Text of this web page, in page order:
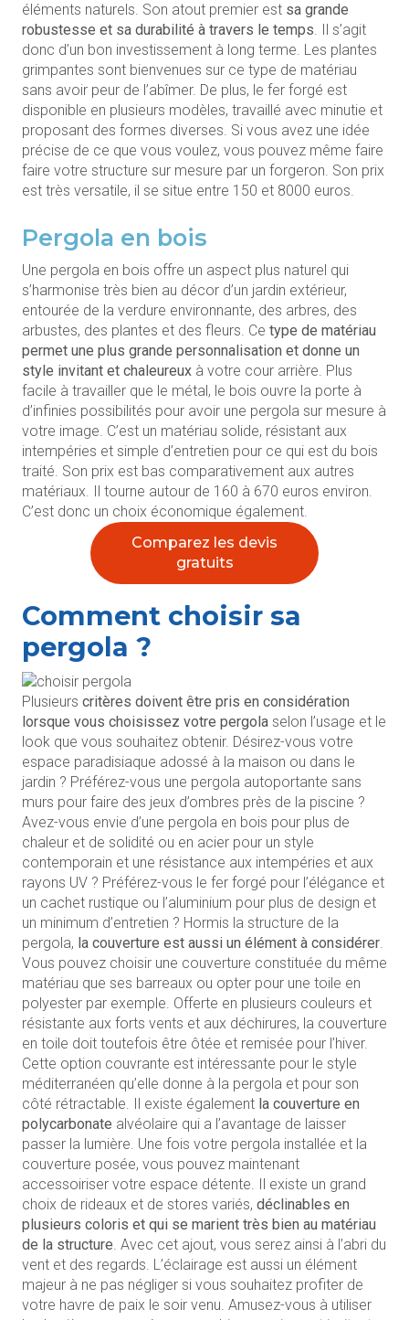
éléments naturels. Son atout premier est sa grande
robustesse et sa durabilité à travers le temps. Il s’agit
donc d’un bon investissement à long terme. Les plantes
grimpantes sont bienvenues sur ce type de matériau
sans avoir peur de l’abîmer. De plus, le fer forgé est
disponible en plusieurs modèles, travaillé avec minutie et
proposant des formes diverses. Si vous avez une idée
précise de ce que vous voulez, vous pouvez même faire
faire votre structure sur mesure par un forgeron. Son prix
est très versatile, il se situe entre 150 et 8000 euros.
Pergola en bois
Une pergola en bois offre un aspect plus naturel qui
s’harmonise très bien au décor d’un jardin extérieur,
entourée de la verdure environnante, des arbres, des
arbustes, des plantes et des fleurs. Ce type de matériau
permet une plus grande personnalisation et donne un
style invitant et chaleureux à votre cour arrière. Plus
facile à travailler que le métal, le bois ouvre la porte à
d’infinies possibilités pour avoir une pergola sur mesure à
votre image. C’est un matériau solide, résistant aux
intempéries et simple d’entretien pour ce qui est du bois
traité. Son prix est bas comparativement aux autres
matériaux. Il tourne autour de 160 à 670 euros environ.
C’est donc un choix économique également.
Comparez les devis
gratuits
Comment choisir sa
pergola ?
Plusieurs critères doivent être pris en considération
lorsque vous choisissez votre pergola selon l’usage et le
look que vous souhaitez obtenir. Désirez-vous votre
espace paradisiaque adossé à la maison ou dans le
jardin ? Préférez-vous une pergola autoportante sans
murs pour faire des jeux d’ombres près de la piscine ?
Avez-vous envie d’une pergola en bois pour plus de
chaleur et de solidité ou en acier pour un style
contemporain et une résistance aux intempéries et aux
rayons UV ? Préférez-vous le fer forgé pour l’élégance et
un cachet rustique ou l’aluminium pour plus de design et
un minimum d’entretien ? Hormis la structure de la
pergola, la couverture est aussi un élément à considérer.
Vous pouvez choisir une couverture constituée du même
matériau que ses barreaux ou opter pour une toile en
polyester par exemple. Offerte en plusieurs couleurs et
résistante aux forts vents et aux déchirures, la couverture
en toile doit toutefois être ôtée et remisée pour l’hiver.
Cette option couvrante est intéressante pour le style
méditerranéen qu’elle donne à la pergola et pour son
côté rétractable. Il existe également la couverture en
polycarbonate alvéolaire qui a l’avantage de laisser
passer la lumière. Une fois votre pergola installée et la
couverture posée, vous pouvez maintenant
accessoiriser votre espace détente. Il existe un grand
choix de rideaux et de stores variés, déclinables en
plusieurs coloris et qui se marient très bien au matériau
de la structure. Avec cet ajout, vous serez ainsi à l’abri du
vent et des regards. L’éclairage est aussi un élément
majeur à ne pas négliger si vous souhaitez profiter de
votre havre de paix le soir venu. Amusez-vous à utiliser